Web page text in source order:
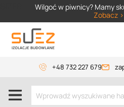
Wilgoć w piwnicy? Mamy
Zobacz
+48 732 227 679